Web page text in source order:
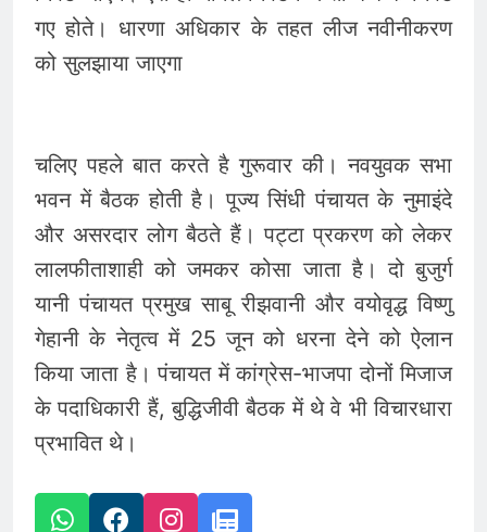
गए होते। धारणा अधिकार के तहत लीज नवीनीकरण
को सुलझाया जाएगा
चलिए पहले बात करते है गुरूवार की। नवयुवक सभा
भवन में बैठक होती है। पूज्य सिंधी पंचायत के नुमाइंदे
और असरदार लोग बैठते हैं। पट्टा प्रकरण को लेकर
लालफीताशाही को जमकर कोसा जाता है। दो बुजुर्ग
यानी पंचायत प्रमुख साबू रीझवानी और वयोवृद्ध विष्णु
गेहानी के नेतृत्व में 25 जून को धरना देने को ऐलान
किया जाता है। पंचायत में कांग्रेस-भाजपा दोनों मिजाज
के पदाधिकारी हैं, बुद्धिजीवी बैठक में थे वे भी विचारधारा
प्रभावित थे।